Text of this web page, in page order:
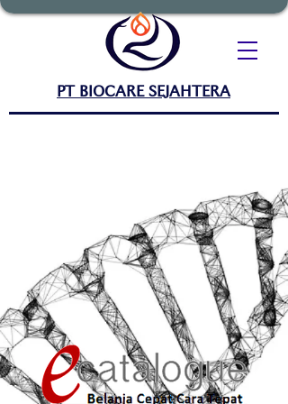
PT BIOCARE SEJAHTERA